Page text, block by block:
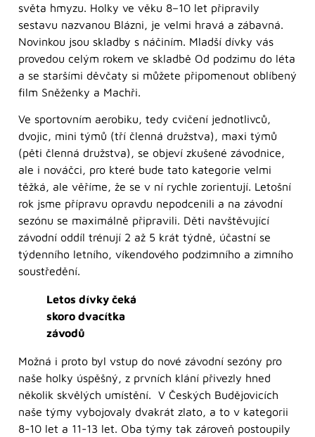
světa hmyzu. Holky ve věku 8–10 let připravily
sestavu nazvanou Blázni, je velmi hravá a zábavná.
Novinkou jsou skladby s náčiním. Mladší dívky vás
provedou celým rokem ve skladbě Od podzimu do léta
a se staršími děvčaty si můžete připomenout oblíbený
film Sněženky a Machři.
Ve sportovním aerobiku, tedy cvičení jednotlivců,
dvojic, mini týmů (tří členná družstva), maxi týmů
(pěti členná družstva), se objeví zkušené závodnice,
ale i nováčci, pro které bude tato kategorie velmi
těžká, ale věříme, že se v ní rychle zorientují. Letošní
rok jsme přípravu opravdu nepodcenili a na závodní
sezónu se maximálně připravili. Děti navštěvující
závodní oddíl trénují 2 až 5 krát týdně, účastní se
týdenního letního, víkendového podzimního a zimního
soustředění.
Letos dívky čeká
skoro dvacítka
závodů
Možná i proto byl vstup do nové závodní sezóny pro
naše holky úspěšný, z prvních klání přivezly hned
několik skvělých umístění. V Českých Budějovicích
naše týmy vybojovaly dvakrát zlato, a to v kategorii
8-10 let a 11-13 let. Oba týmy tak zároveň postoupily